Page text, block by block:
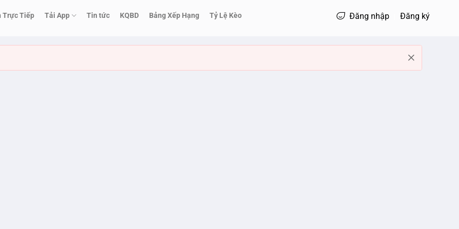
Trực Tiếp Tải App Tin tức KQBD Bảng Xếp Hạng Tỷ Lệ Kèo Đăng nhập Đăng ký